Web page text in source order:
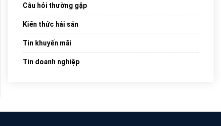
Câu hỏi thường gặp
Kiến thức hải sản
Tin khuyến mãi
Tin doanh nghiệp